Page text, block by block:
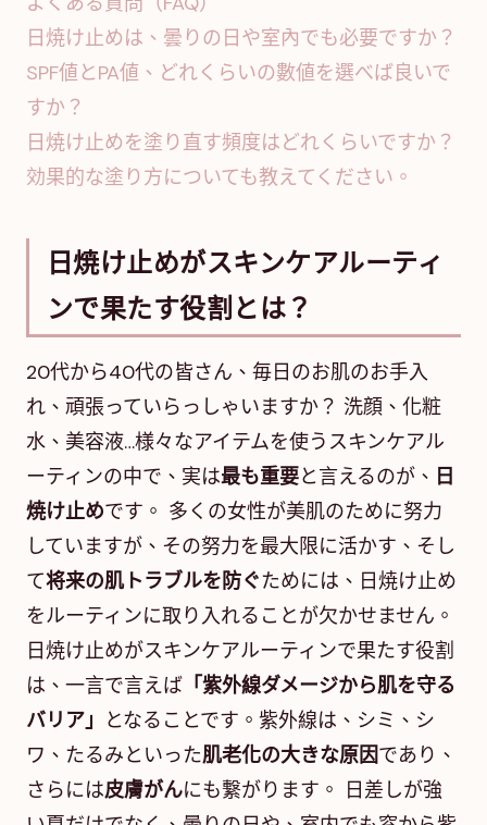
日焼け止めは、曇りの日や室內でも必要ですか？
SPF値とPA値、どれくらいの數値を選べば良いで
すか？
日焼け止めを塗り直す頻度はどれくらいですか？
効果的な塗り方についても教えてください。
日焼け止めがスキンケアルーティ
ンで果たす役割とは？
20代から40代の皆さん、毎日のお肌のお手入
れ、頑張っていらっしゃいますか？ 洗顔、化粧
水、美容液…様々なアイテムを使うスキンケアル
ーティンの中で、実は最も重要と言えるのが、 日
焼け止めです。 多くの女性が美肌のために努力
していますが、その努力を最大限に活かす、そし
て将来の肌トラブルを防ぐためには、日焼け止め
をルーティンに取り入れることが欠かせません。
日焼け止めがスキンケアルーティンで果たす役割
は、一言で言えば 「紫外線ダメージから肌を守る
バリア」 となることです。紫外線は、シミ、シ
ワ、たるみといった肌老化の大きな原因であり、
さらには皮膚がんにも繋がります。 日差しが強